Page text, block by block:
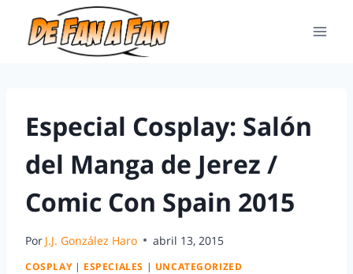
Especial Cosplay: Salón
del Manga de Jerez /
Comic Con Spain 2015
Por J.J. González Haro abril 13, 2015
COSPLAY| ESPECIALES | UNCATEGORIZED